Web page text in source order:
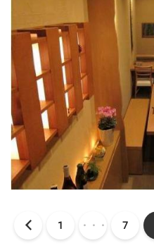
1 ・・・ 7